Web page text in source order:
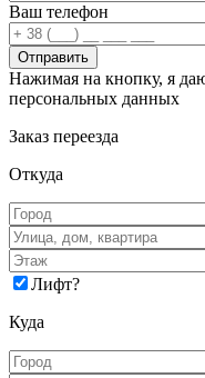
Ваш телефон
Нажимая на кнопку, я
персональных данных
Заказ переезда
Откуда
Лифт?
Куда